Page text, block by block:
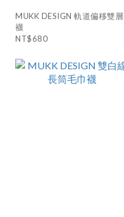
MUKK DESIGN 軌道偏移雙層
襪
NT$680